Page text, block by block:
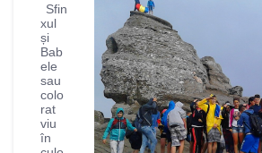
Sfin
xul
și
Bab
ele
sau
colo
rat
viu
în